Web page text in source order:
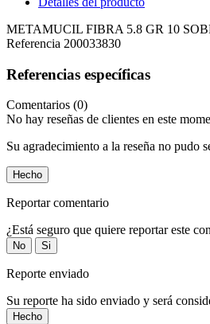
METAMUCIL FIBRA 5.8 GR 10
Referencia 200033830
Referencias específicas
Comentarios (0)
No hay reseñas de clientes en este
Su agradecimiento a la reseña no pudo
Hecho
Reportar comentario
¿Está seguro que quiere reportar este
No Si
Reporte enviado
Su reporte ha sido enviado y será
Hecho